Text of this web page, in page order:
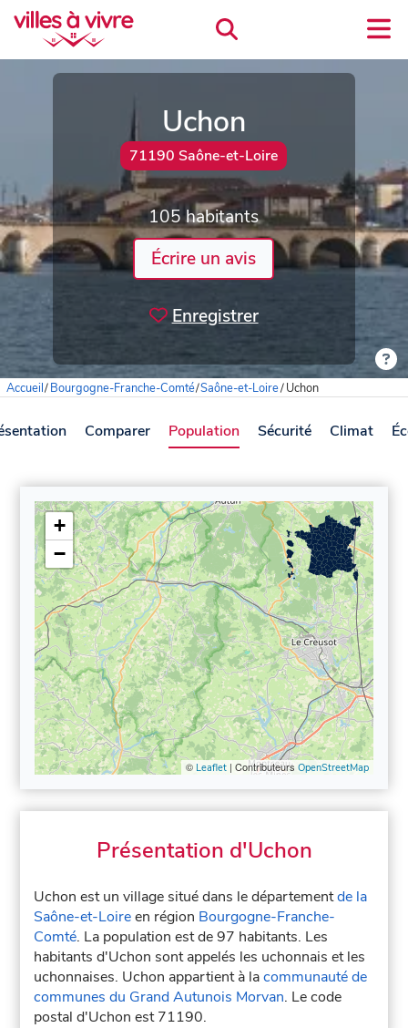
Uchon
71190 Saône-et-Loire
105 habitants
Écrire un avis
Enregistrer
Accueil/Bourgogne-Franche-Comté/Saône-et-Loire/Uchon
Comparer Population Sécurité Climat
+
−
© Leaflet| Contributeurs OpenStreetMap
Présentation d'Uchon
Uchon est un village situé dans le départementde la
Saône-et-Loireen région Bourgogne-Franche-
Comté. La population est de 97 habitants. Les
habitants d'Uchon sont appelés les uchonnais et les
uchonnaises. Uchon appartient à lacommunauté de
communes du Grand Autunois Morvan. Le code
postal d'Uchon est 71190.